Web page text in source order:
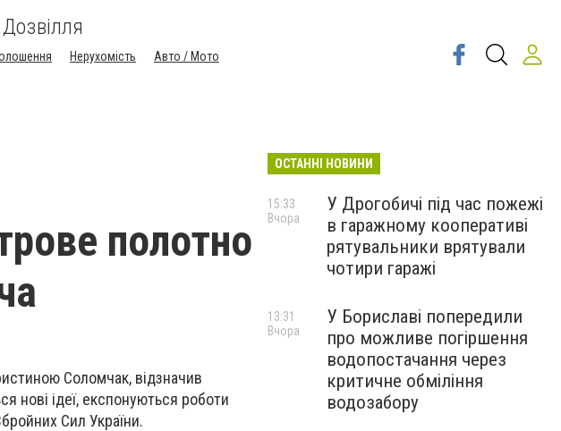
Дозвілля
Нерухомість
Авто / Мото
полотно
Соломчак, відзначив
нові ідеї, експонуються роботи
Сил України.
ОСТАННІ НОВИНИ
У Дрогобичі під час пожежі
в гаражному кооперативі
рятувальники врятували
чотири гаражі
15:33
Вчора
У Бориславі попередили
про можливе погіршення
водопостачання через
критичне обміління
водозабору
13:31
Вчора